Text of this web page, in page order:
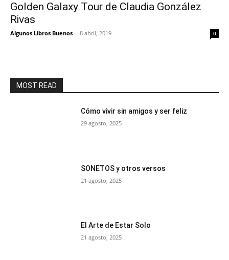
Golden Galaxy Tour de Claudia González
Rivas
Algunos Libros Buenos - 8 abril, 2019 0
MOST READ
Cómo vivir sin amigos y ser feliz
29 agosto, 2025
SONETOS y otros versos
21 agosto, 2025
El Arte de Estar Solo
21 agosto, 2025